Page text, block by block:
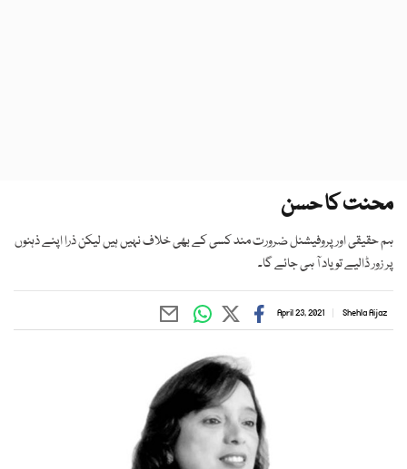
محنت کا حسن
ہم حقیقی اور پروفیشنل ضرورت مند کسی کے بھی خلاف نہیں ہیں لیکن ذرا اپنے ذہنوں
پر زور ڈالیے تو یاد آ ہی جائے گا۔
Shehla Aijaz
April 23, 2021